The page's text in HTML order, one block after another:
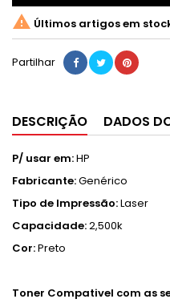
 Últimos artigos em
Partilhar
DESCRIÇÃO DADOS
P/ usar em:HP
Fabricante:Genérico
Tipo de Impressão:Laser
Capacidade:2,500k
Cor:Preto
Toner Compativel com as